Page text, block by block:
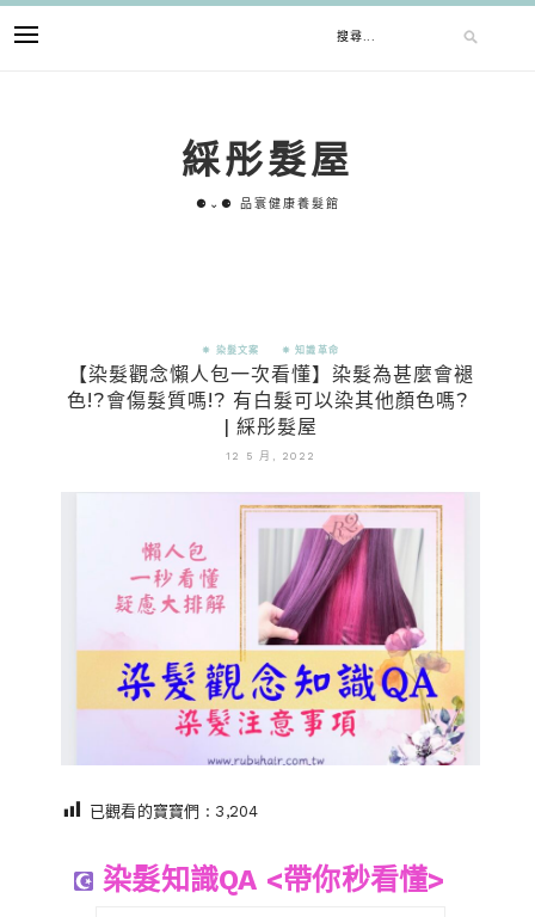
綵彤髮屋
⚈⌄⚈ 品寰健康養髮館
✵ 染髮文案 ✵ 知識革命
【染髮觀念懶人包一次看懂】染髮為甚麼會褪
色!?會傷髮質嗎!? 有白髮可以染其他顏色嗎?
| 綵彤髮屋
12 5 月, 2022
已觀看的寶寶們 : 3,204
染髮知識QA <帶你秒看懂>